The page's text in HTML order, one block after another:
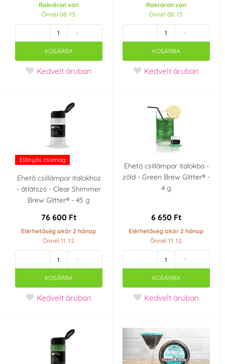
Rakráron van
Önnél 08. 13.
- +
KOSÁRBA
Kedvelt áruban
Rakráron van
Önnél 08. 13.
- +
KOSÁRBA
Kedvelt áruban
Előnyös csomag
Ehető csillámpor italokhoz
- átlátszó - Clear Shimmer
Brew Glitter® - 45 g
76 600 Ft
Elérhetőség akár 2 hónap
Önnél 11. 12.
- +
KOSÁRBA
Kedvelt áruban
Ehető csillámpor italokba -
zöld - Green Brew Glitter® -
4 g
6 650 Ft
Elérhetőség akár 2 hónap
Önnél 11. 12.
- +
KOSÁRBA
Kedvelt áruban